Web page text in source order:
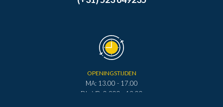
OPENINGSTIJDEN
MA: 13.00 - 17.00
DI - VR: 0.900 - 12.00